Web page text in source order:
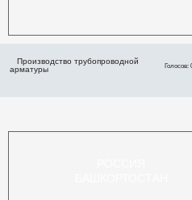
Производство трубопроводной
арматуры
Голосов: